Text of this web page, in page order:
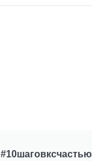
#10шаговксчастью